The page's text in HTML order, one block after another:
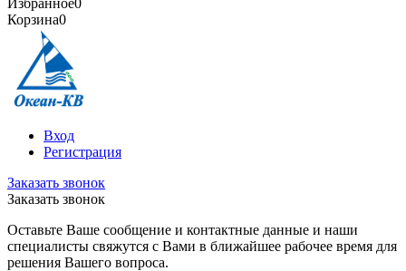
Избранное0
Корзина0
Вход
Регистрация
Заказать звонок
Заказать звонок
Оставьте Ваше сообщение и контактные данные и наши
специалисты свяжутся с Вами в ближайшее рабочее время для
решения Вашего вопроса.